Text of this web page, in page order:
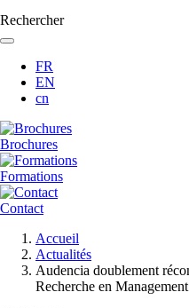
Rechercher
FR
EN
cn
Brochures
Formations
Contact
d'Ariane
Accueil
Actualités
Audencia doublement
Recherche en Management